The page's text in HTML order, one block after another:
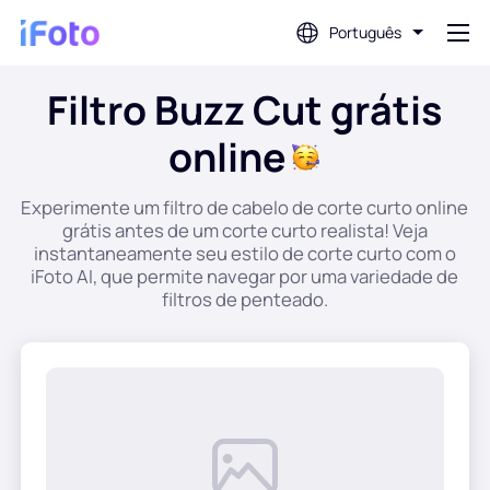
Português
Conecte-se
Removedor de fundo
Melhorador de fotos
Criador de fotos para passaporte
Filtro Buzz Cut grátis
online
Experimente um filtro de cabelo de corte curto online
grátis antes de um corte curto realista! Veja
instantaneamente seu estilo de corte curto com o
iFoto AI, que permite navegar por uma variedade de
filtros de penteado.